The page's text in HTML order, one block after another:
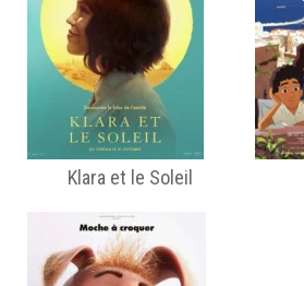
Klara et le Soleil